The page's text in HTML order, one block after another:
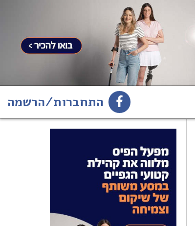
התחברות/הרשמה
הירשמו לניוזלטר 1